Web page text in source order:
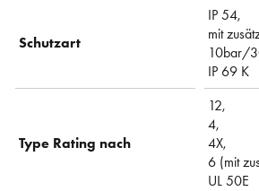
Schutzart
IP 54,
mit
10bar/
IP 69 K
Type Rating nach
12,
4,
4X,
6 (mit
UL 50E